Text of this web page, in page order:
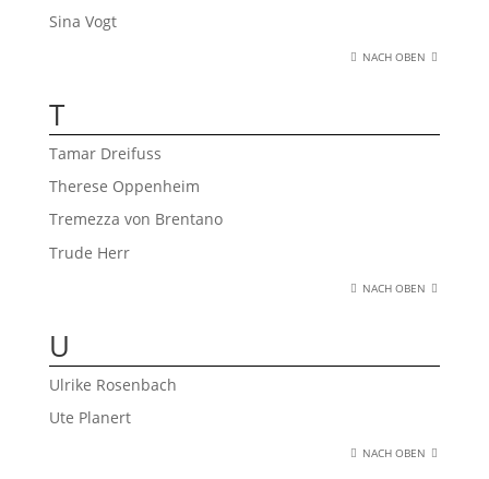
Sina Vogt
NACH OBEN
T
Tamar Dreifuss
Therese Oppenheim
Tremezza von Brentano
Trude Herr
NACH OBEN
U
Ulrike Rosenbach
Ute Planert
NACH OBEN